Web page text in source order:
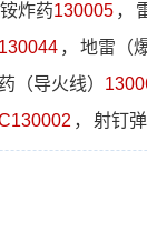
炸药130005 ，
130044 ， 地雷（
（导火线）
， 射钉弹